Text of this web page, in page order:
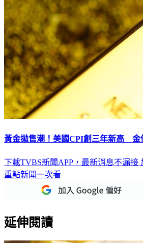
黃金拋售潮！美國CPI創三年新高 金
下載TVBS新聞APP，最新消息不漏接
重點新聞一次看
延伸閱讀